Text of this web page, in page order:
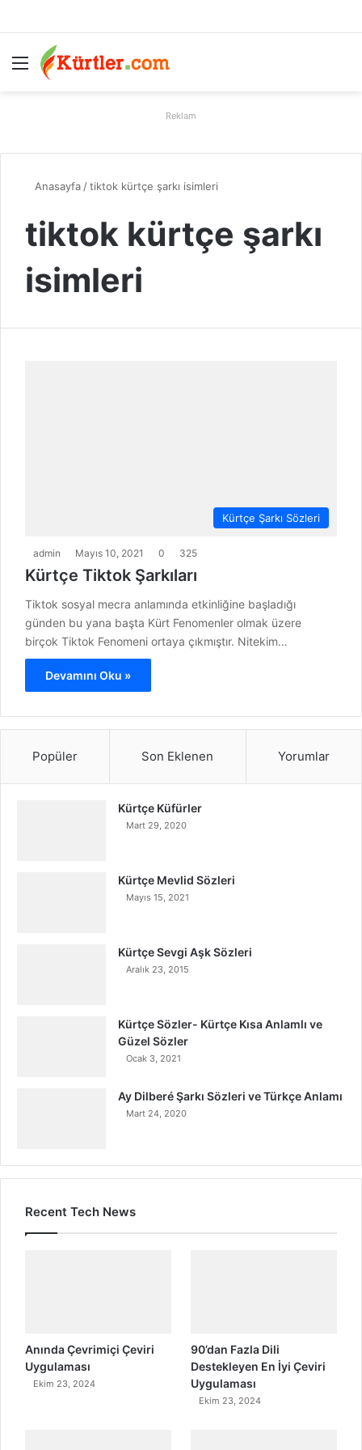
Menü
Reklam
Anasayfa /tiktok kürtçe şarkı isimleri
tiktok kürtçe şarkı
isimleri
Kürtçe Şarkı Sözleri
admin Mayıs 10, 2021 0 325
Kürtçe Tiktok Şarkıları
Tiktok sosyal mecra anlamında etkinliğine başladığı
günden bu yana başta Kürt Fenomenler olmak üzere
birçok Tiktok Fenomeni ortaya çıkmıştır. Nitekim…
Devamını Oku »
Popüler Son Eklenen Yorumlar
Kürtçe Küfürler
Mart 29, 2020
Kürtçe Mevlid Sözleri
Mayıs 15, 2021
Kürtçe Sevgi Aşk Sözleri
Aralık 23, 2015
Kürtçe Sözler- Kürtçe Kısa Anlamlı ve
Güzel Sözler
Ocak 3, 2021
Ay Dilberé Şarkı Sözleri ve Türkçe Anlamı
Mart 24, 2020
Recent Tech News
Anında Çevrimiçi Çeviri
Uygulaması
Ekim 23, 2024
90’dan Fazla Dili
Destekleyen En İyi Çeviri
Uygulaması
Ekim 23, 2024